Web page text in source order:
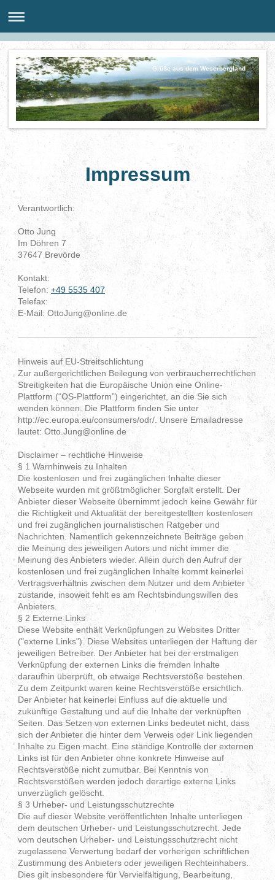
Grüße aus dem Weserbergland
Impressum
Verantwortlich:
Otto Jung
Im Döhren 7
37647 Brevörde
Kontakt:
Telefon: +49 5535 407
Telefax:
E-Mail: OttoJung@online.de
Hinweis auf EU-Streitschlichtung
Zur außergerichtlichen Beilegung von verbraucherrechtlichen
Streitigkeiten hat die Europäische Union eine Online-
Plattform (“OS-Plattform”) eingerichtet, an die Sie sich
wenden können. Die Plattform finden Sie unter
http://ec.europa.eu/consumers/odr/. Unsere Emailadresse
lautet: Otto.Jung@online.de
Disclaimer – rechtliche Hinweise
§ 1 Warnhinweis zu Inhalten
Die kostenlosen und frei zugänglichen Inhalte dieser
Webseite wurden mit größtmöglicher Sorgfalt erstellt. Der
Anbieter dieser Webseite übernimmt jedoch keine Gewähr für
die Richtigkeit und Aktualität der bereitgestellten kostenlosen
und frei zugänglichen journalistischen Ratgeber und
Nachrichten. Namentlich gekennzeichnete Beiträge geben
die Meinung des jeweiligen Autors und nicht immer die
Meinung des Anbieters wieder. Allein durch den Aufruf der
kostenlosen und frei zugänglichen Inhalte kommt keinerlei
Vertragsverhältnis zwischen dem Nutzer und dem Anbieter
zustande, insoweit fehlt es am Rechtsbindungswillen des
Anbieters.
§ 2 Externe Links
Diese Website enthält Verknüpfungen zu Websites Dritter
("externe Links"). Diese Websites unterliegen der Haftung der
jeweiligen Betreiber. Der Anbieter hat bei der erstmaligen
Verknüpfung der externen Links die fremden Inhalte
daraufhin überprüft, ob etwaige Rechtsverstöße bestehen.
Zu dem Zeitpunkt waren keine Rechtsverstöße ersichtlich.
Der Anbieter hat keinerlei Einfluss auf die aktuelle und
zukünftige Gestaltung und auf die Inhalte der verknüpften
Seiten. Das Setzen von externen Links bedeutet nicht, dass
sich der Anbieter die hinter dem Verweis oder Link liegenden
Inhalte zu Eigen macht. Eine ständige Kontrolle der externen
Links ist für den Anbieter ohne konkrete Hinweise auf
Rechtsverstöße nicht zumutbar. Bei Kenntnis von
Rechtsverstößen werden jedoch derartige externe Links
unverzüglich gelöscht.
§ 3 Urheber- und Leistungsschutzrechte
Die auf dieser Website veröffentlichten Inhalte unterliegen
dem deutschen Urheber- und Leistungsschutzrecht. Jede
vom deutschen Urheber- und Leistungsschutzrecht nicht
zugelassene Verwertung bedarf der vorherigen schriftlichen
Zustimmung des Anbieters oder jeweiligen Rechteinhabers.
Dies gilt insbesondere für Vervielfältigung, Bearbeitung,